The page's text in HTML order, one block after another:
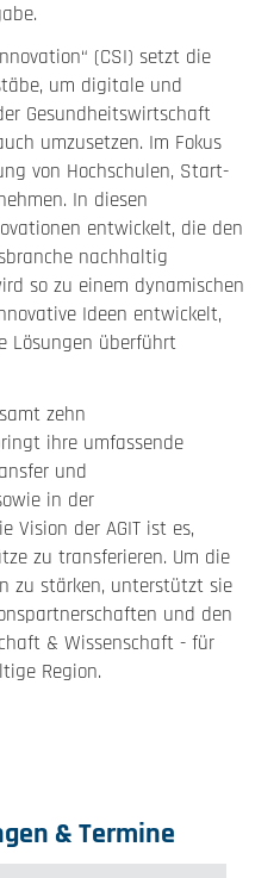
(CSI) setzt die
um digitale und
Gesundheitswirtschaft
umzusetzen. Im Fokus
von Hochschulen, Start-
In diesen
entwickelt, die den
nachhaltig
so zu einem dynamischen
Ideen entwickelt,
Lösungen überführt
zehn
ihre umfassende
und
in der
Vision der AGIT ist es,
zu transferieren. Um die
zu stärken, unterstützt sie
und den
& Wissenschaft - für
Region.
& Termine